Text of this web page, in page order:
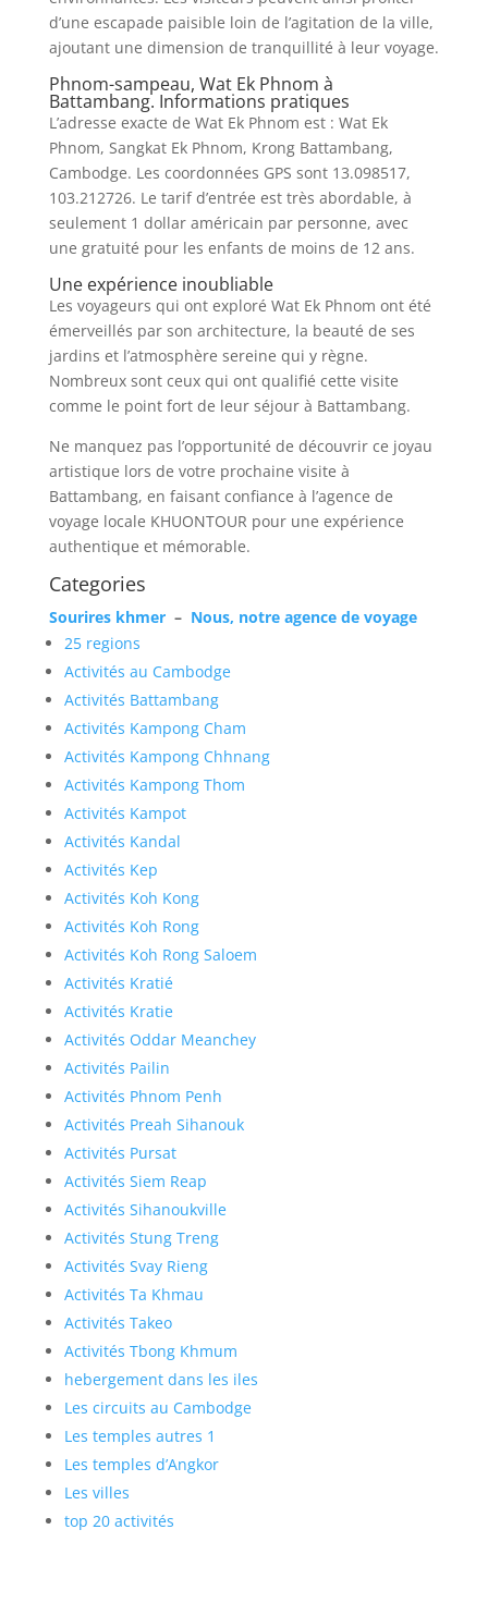
d’une escapade paisible loin de l’agitation de la ville,
ajoutant une dimension de tranquillité à leur voyage.
Phnom-sampeau, Wat Ek Phnom à
Battambang. Informations pratiques
L’adresse exacte de Wat Ek Phnom est : Wat Ek
Phnom, Sangkat Ek Phnom, Krong Battambang,
Cambodge. Les coordonnées GPS sont 13.098517,
103.212726. Le tarif d’entrée est très abordable, à
seulement 1 dollar américain par personne, avec
une gratuité pour les enfants de moins de 12 ans.
Une expérience inoubliable
Les voyageurs qui ont exploré Wat Ek Phnom ont été
émerveillés par son architecture, la beauté de ses
jardins et l’atmosphère sereine qui y règne.
Nombreux sont ceux qui ont qualifié cette visite
comme le point fort de leur séjour à Battambang.
Ne manquez pas l’opportunité de découvrir ce joyau
artistique lors de votre prochaine visite à
Battambang, en faisant confiance à l’agence de
voyage locale KHUONTOUR pour une expérience
authentique et mémorable.
Categories
Sourires khmer– Nous, notre agence de voyage
25 regions
Activités au Cambodge
Activités Battambang
Activités Kampong Cham
Activités Kampong Chhnang
Activités Kampong Thom
Activités Kampot
Activités Kandal
Activités Kep
Activités Koh Kong
Activités Koh Rong
Activités Koh Rong Saloem
Activités Kratié
Activités Kratie
Activités Oddar Meanchey
Activités Pailin
Activités Phnom Penh
Activités Preah Sihanouk
Activités Pursat
Activités Siem Reap
Activités Sihanoukville
Activités Stung Treng
Activités Svay Rieng
Activités Ta Khmau
Activités Takeo
Activités Tbong Khmum
hebergement dans les iles
Les circuits au Cambodge
Les temples autres 1
Les temples d’Angkor
Les villes
top 20 activités